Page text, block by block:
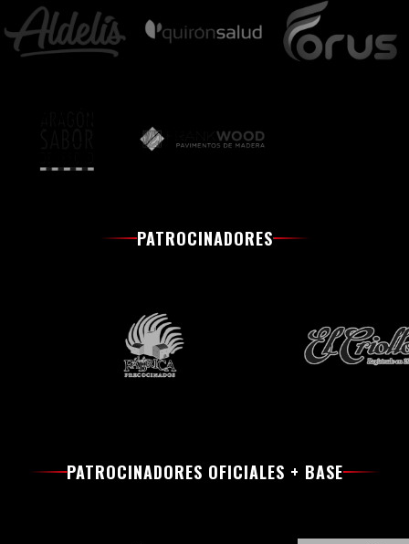
PATROCINADORES
PATROCINADORES OFICIALES + BASE